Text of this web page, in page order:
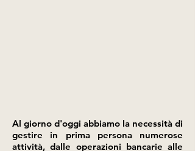
Al giorno d'oggi abbiamo la necessità di
gestire in prima persona numerose
attività, dalle operazioni bancarie alle